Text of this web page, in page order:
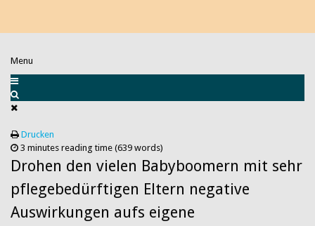
Menu
Drucken
3 minutes reading time (639 words)
Drohen den vielen Babyboomern mit sehr
pflegebedürftigen Eltern negative
Auswirkungen aufs eigene